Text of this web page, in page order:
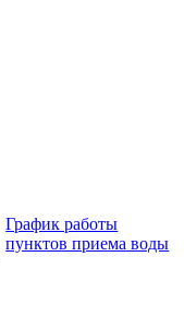
График работы
пунктов приема воды